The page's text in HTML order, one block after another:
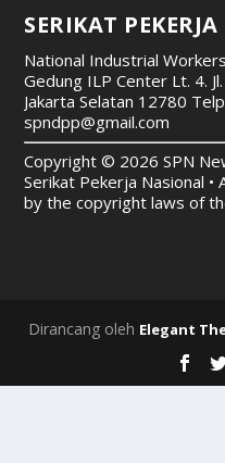
SERIKAT
National Industrial
Gedung ILP Center Lt. 4.
Jakarta Selatan 12780
spndpp@gmail.com
Copyright © 2026 SPN
Serikat Pekerja Nasional
by the copyright laws of
Dirancang oleh Elegant